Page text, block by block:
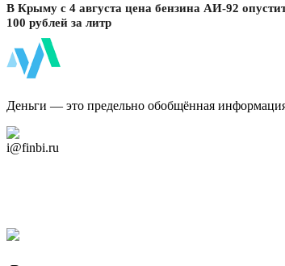
В Крыму с 4 августа цена бензина АИ-92
100 рублей за литр
Деньги — это предельно обобщённая
i@finbi.ru